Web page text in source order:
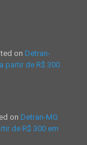
on Detran-
partir de R$ 300
on Detran-MG
de R$ 300 em